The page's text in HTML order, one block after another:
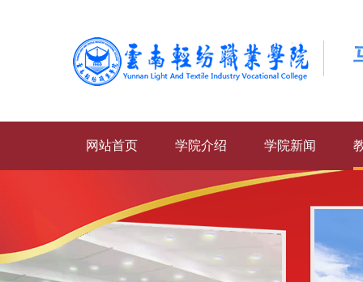
网站首页 学院介绍 学院新闻